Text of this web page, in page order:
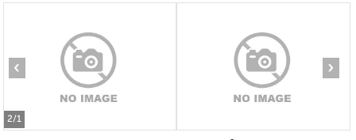
2/1
‹ ›